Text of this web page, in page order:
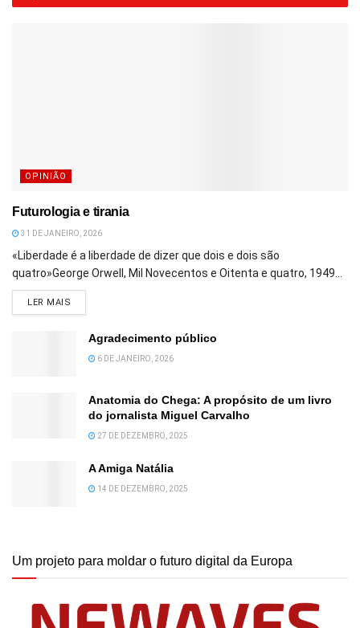
OPINIÃO
Futurologia e tirania
31 DE JANEIRO, 2026
«Liberdade é a liberdade de dizer que dois e dois são
quatro»George Orwell, Mil Novecentos e Oitenta e quatro, 1949...
LER MAIS
Agradecimento público
6 DE JANEIRO, 2026
Anatomia do Chega: A propósito de um livro
do jornalista Miguel Carvalho
27 DE DEZEMBRO, 2025
A Amiga Natália
14 DE DEZEMBRO, 2025
Um projeto para moldar o futuro digital da Europa